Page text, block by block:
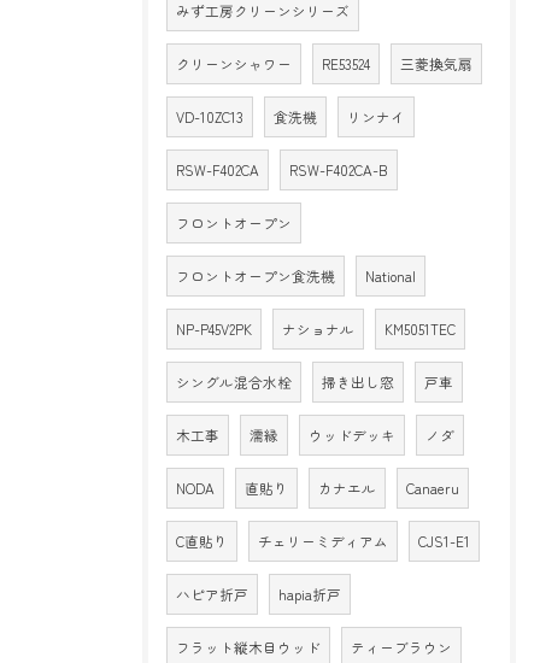
みず工房クリーンシリーズ
クリーンシャワー RE53524 三菱換気扇
VD-10ZC13 食洗機 リンナイ
RSW-F402CA RSW-F402CA-B
フロントオープン
フロントオープン食洗機 National
NP-P45V2PK ナショナル KM5051TEC
シングル混合水栓 掃き出し窓 戸車
木工事 濡縁 ウッドデッキ ノダ
NODA 直貼り カナエル Canaeru
C直貼り チェリーミディアム CJS1-E1
ハピア折戸 hapia折戸
フラット縦木目ウッド ティーブラウン